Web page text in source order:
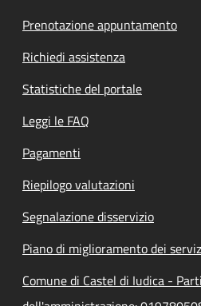
Prenotazione appuntamento
Richiedi assistenza
Statistiche del portale
Leggi le FAQ
Pagamenti
Riepilogo valutazioni
Segnalazione disservizio
Piano di miglioramento dei
Comune di Castel di Iudica -